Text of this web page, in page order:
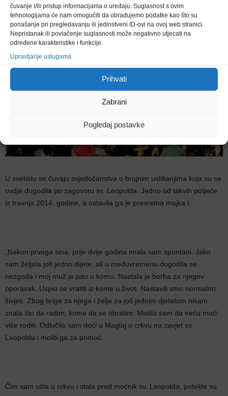
čuvanje i/ili pristup informacijama o uređaju. Suglasnost s ovim
tehnologijama će nam omogućiti da obrađujemo podatke kao što su
ponašanje pri pregledavanju ili jedinstveni ID-ovi na ovoj web stranici.
Nepristanak ili povlačenje suglasnosti može negativno utjecati na
određene karakteristike i funkcije.
Upravljanje uslugama
Prihvati
Zabrani
Pogledaj postavke
U svetištu se čuvaju svjedočanstva o brojnim uslišanjima koja su se
ovdje dogodila po zagovoru sv. Leopolda. Jedno od takvih potječe
iz travnja 2014. godine, a ostavila ga je presretna majka I.
„Nakon prvoga sina, prije dvije godina imala sam spontani. Jako
sam željela još jedno dijete, ali u međuvremenu dogodila se
nezgoda i moj muž je pao u komu. Nastala je borba za njegov
oporavak. Uspio se vratiti iz kome u život. Nastavili smo normalno
živjeti. Zbog brige za njega i želje za još jednim djetetom nisam
znala što da radim, kome da se obratim. Mislila sam da neću moći
više roditi. Odlučila sam doći u Maglaj u crkvu na zavjet sv.
Leopoldu i moliti ga za pomoć.
Čim sam ušla u crkvu i stala pred moćnik sv. Leopolda, potekle su